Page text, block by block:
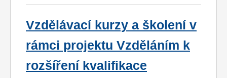
Vzdělávací kurzy a školení v
rámci projektu Vzděláním k
rozšíření kvalifikace